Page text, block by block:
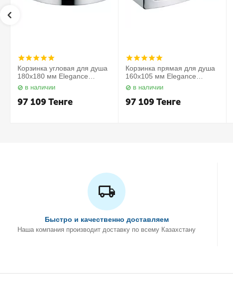
Корзинка угловая для душа
180х180 мм Elegance
11657010000 Keuco
в наличии
97 109Тенге
Корзинка прямая для душа
160х105 мм Elegance
11658010000 Keuco
в наличии
97 109Тенге
Быстро и качественно доставляем
Наша компания производит доставку по всему Казахстану